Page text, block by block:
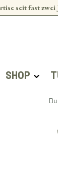
seit fast zwei
SHOP